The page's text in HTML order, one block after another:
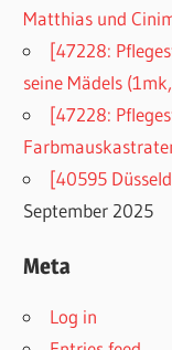
Matthias und
[47228:
seine Mädels
[47228:
[40595
September 2025
Meta
Log in